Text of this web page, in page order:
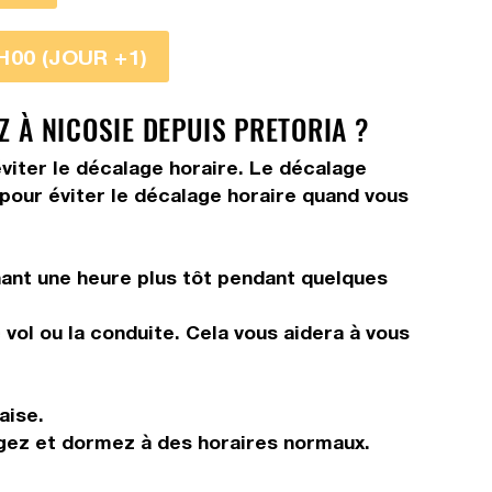
(JOUR +1)
À NICOSIE DEPUIS PRETORIA ?
le décalage horaire. Le décalage
éviter le décalage horaire quand vous
une heure plus tôt pendant quelques
ou la conduite. Cela vous aidera à vous
et dormez à des horaires normaux.